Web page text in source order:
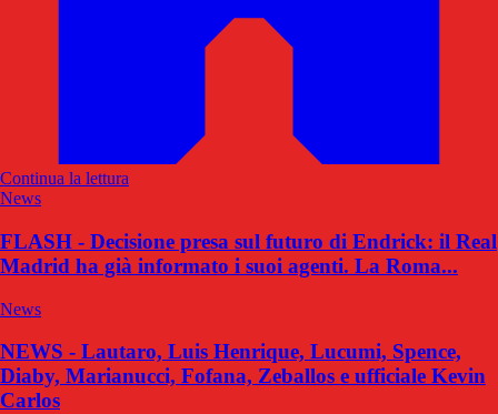
Continua la lettura
News
FLASH - Decisione presa sul futuro di Endrick: il Real
Madrid ha già informato i suoi agenti. La Roma...
News
NEWS - Lautaro, Luis Henrique, Lucumi, Spence,
Diaby, Marianucci, Fofana, Zeballos e ufficiale Kevin
Carlos